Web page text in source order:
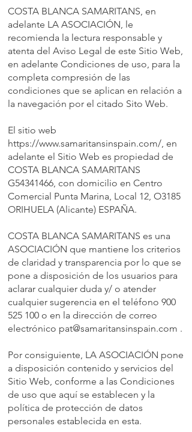
COSTA BLANCA SAMARITANS, en
adelante LA ASOCIACIÓN, le
recomienda la lectura responsable y
atenta del Aviso Legal de este Sitio Web,
en adelante Condiciones de uso, para la
completa compresión de las
condiciones que se aplican en relación a
la navegación por el citado Sito Web.
El sitio web
https://www.samaritansinspain.com/, en
adelante el Sitio Web es propiedad de
COSTA BLANCA SAMARITANS
G54341466, con domicilio en Centro
Comercial Punta Marina, Local 12, O3185
ORIHUELA (Alicante) ESPAÑA.
COSTA BLANCA SAMARITANS es una
ASOCIACIÓN que mantiene los criterios
de claridad y transparencia por lo que se
pone a disposición de los usuarios para
aclarar cualquier duda y/ o atender
cualquier sugerencia en el teléfono 900
525 100 o en la dirección de correo
electrónico pat@samaritansinspain.com .
Por consiguiente, LA ASOCIACIÓN pone
a disposición contenido y servicios del
Sitio Web, conforme a las Condiciones
de uso que aquí se establecen y la
política de protección de datos
personales establecida en esta.